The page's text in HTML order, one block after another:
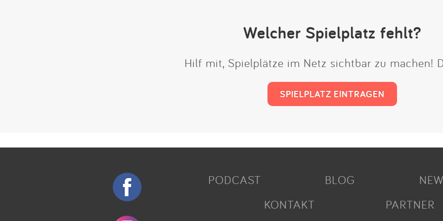
Welcher Spielplatz fehlt?
Hilf mit, Spielplätze im Netz sichtbar zu machen!
SPIELPLATZ EINTRAGEN
PODCAST BLOG
KONTAKT
PARTNER